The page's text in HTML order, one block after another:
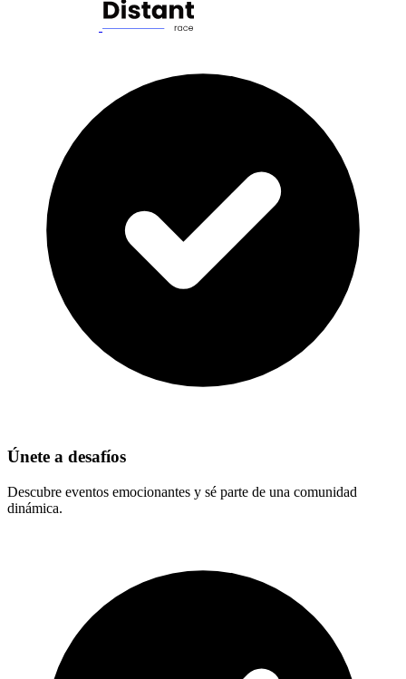
Únete a desafíos
Descubre eventos emocionantes y sé parte de una comunidad
dinámica.